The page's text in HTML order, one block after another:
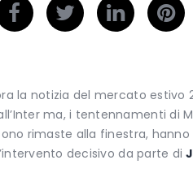
la notizia del mercato estivo
ma, i tentennamenti di
rimaste alla finestra, hanno
decisivo da parte di